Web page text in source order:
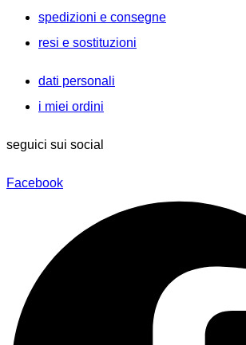
spedizioni e consegne
resi e sostituzioni
dati personali
i miei ordini
seguici sui social
Facebook